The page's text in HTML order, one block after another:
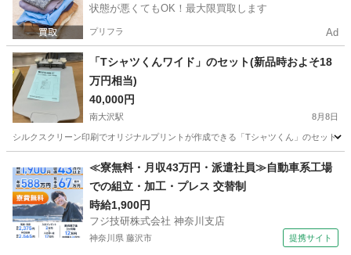
状態が悪くてもOK！最大限買取します
プリフラ Ad
「Tシャツくんワイド」のセット(新品時およそ18
万円相当)
40,000円
南大沢駅 8月8日
シルクスクリーン印刷でオリジナルプリントが作成できる「Tシャツくん」のセッ
南大沢駅 その他
≪寮無料・月収43万円・派遣社員≫自動車系工場
での組立・加工・プレス 交替制
時給1,900円
フジ技研株式会社 神奈川支店
神奈川県 藤沢市 提携サイト